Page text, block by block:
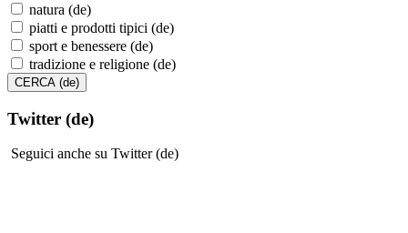
natura (de)
piatti e prodotti tipici (de)
sport e benessere (de)
tradizione e religione (de)
Twitter (de)
Seguici anche su Twitter (de)